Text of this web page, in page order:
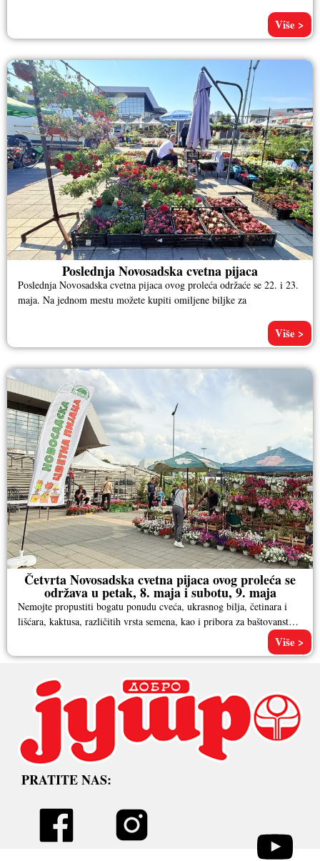
Više >
Poslednja Novosadska cvetna pijaca
Poslednja Novosadska cvetna pijaca ovog proleća održaće se 22. i 23.
maja. Na jednom mestu možete kupiti omiljene biljke za
Više >
Četvrta Novosadska cvetna pijaca ovog proleća se
održava u petak, 8. maja i subotu, 9. maja
Nemojte propustiti bogatu ponudu cveća, ukrasnog bilja, četinara i
lišćara, kaktusa, različitih vrsta semena, kao i pribora za baštovanstvo.
Više >
PRATITE NAS: